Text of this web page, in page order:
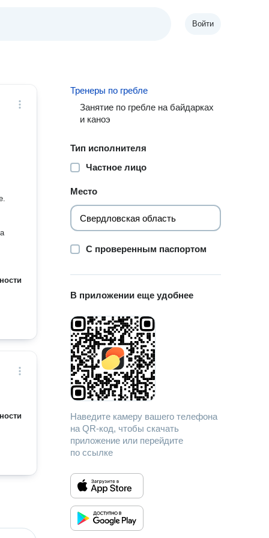
Войти
Тренеры по гребле
Занятие по гребле на байдарках
и каноэ
Тип исполнителя
Частное лицо
Место
С проверенным паспортом
В приложении еще удобнее
Наведите камеру вашего телефона
на QR-код, чтобы скачать
приложение или перейдите
по ссылке